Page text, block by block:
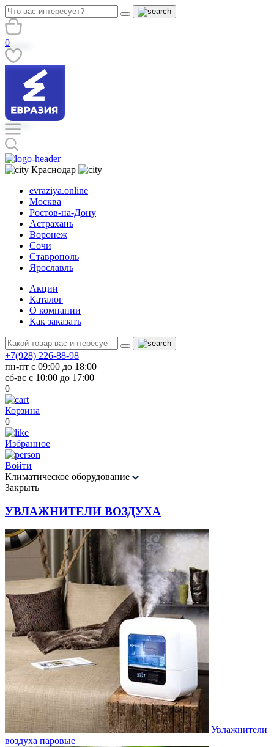
0
Краснодар
evraziya.online
Москва
Ростов-на-Дону
Астрахань
Воронеж
Сочи
Ставрополь
Ярославль
Акции
Каталог
О компании
Как заказать
+7(928) 226-88-98
пн-пт с 09:00 до 18:00
сб-вс с 10:00 до 17:00
0
Корзина
0
Избранное
Войти
Климатическое оборудование
Закрыть
УВЛАЖНИТЕЛИ ВОЗДУХА
Увлажнители
воздуха паровые